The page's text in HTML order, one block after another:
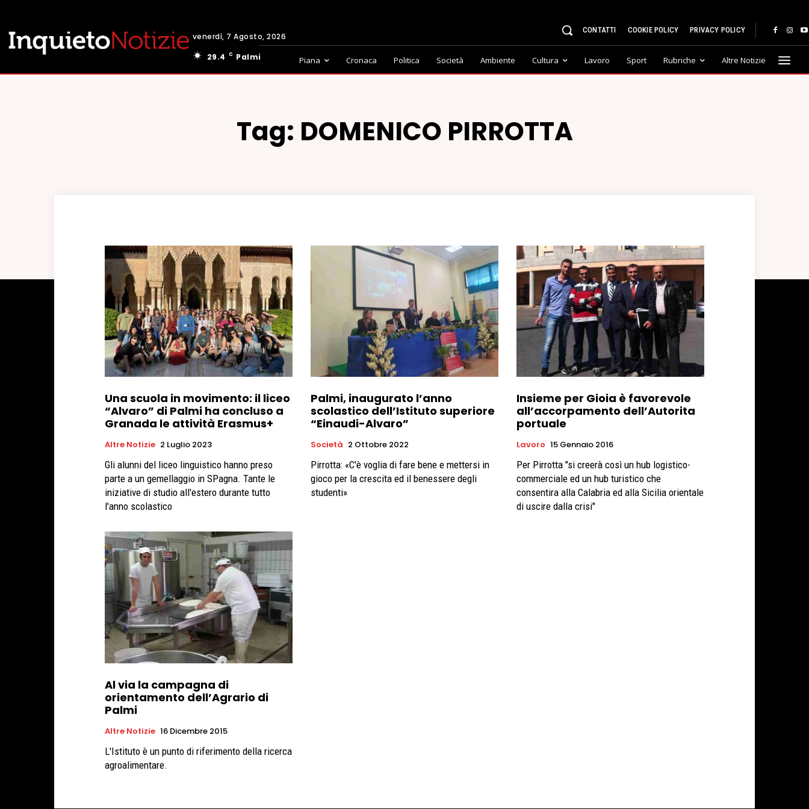
venerdì, 7 Agosto, 2026
29.4
C Palmi
CONTATTI COOKIE POLICY PRIVACY POLICY
Piana Cronaca Politica Società Ambiente Cultura Lavoro Sport Rubriche Altre Notizie
Tag: DOMENICO PIRROTTA
Una scuola in movimento: il liceo
“Alvaro” di Palmi ha concluso a
Granada le attività Erasmus+
Altre Notizie 2 Luglio 2023
Gli alunni del liceo linguistico hanno preso
parte a un gemellaggio in SPagna. Tante le
iniziative di studio all'estero durante tutto
l'anno scolastico
Palmi, inaugurato l’anno
scolastico dell’Istituto superiore
“Einaudi-Alvaro”
Società 2 Ottobre 2022
Pirrotta: «C'è voglia di fare bene e mettersi in
gioco per la crescita ed il benessere degli
studenti»
Insieme per Gioia è favorevole
all’accorpamento dell’Autorita
portuale
Lavoro 15 Gennaio 2016
Per Pirrotta "si creerà così un hub logistico-
commerciale ed un hub turistico che
consentira alla Calabria ed alla Sicilia orientale
di uscire dalla crisi"
Al via la campagna di
orientamento dell’Agrario di
Palmi
Altre Notizie 16 Dicembre 2015
L'Istituto è un punto di riferimento della ricerca
agroalimentare.